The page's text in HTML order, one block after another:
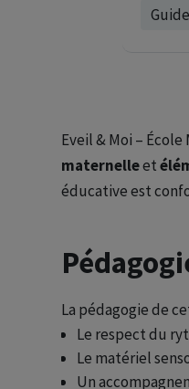
Eveil & Moi –
maternelleet
éducative est
La pédagogie de
Le respect du
Le matériel
Un